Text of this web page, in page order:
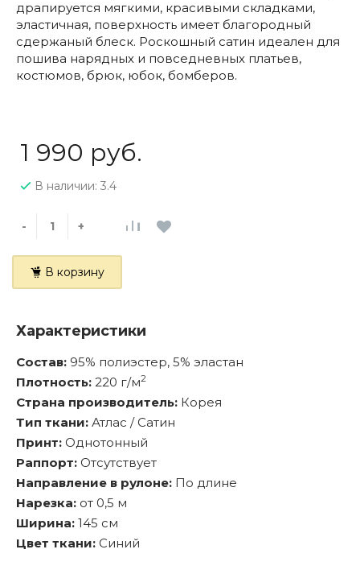
драпируется мягкими, красивыми складками,
эластичная, поверхность имеет благородный
сдержаный блеск. Роскошный сатин идеален для
пошива нарядных и повседневных платьев,
костюмов, брюк, юбок, бомберов.
1 990 руб.
В наличии: 3.4
- +
В корзину
Характеристики
Состав: 95% полиэстер, 5% эластан
Плотность: 220 г/м2
Страна производитель: Корея
Тип ткани: Атлас / Сатин
Принт: Однотонный
Раппорт: Отсутствует
Направление в рулоне: По длине
Нарезка: от 0,5 м
Ширина: 145 см
Цвет ткани: Синий